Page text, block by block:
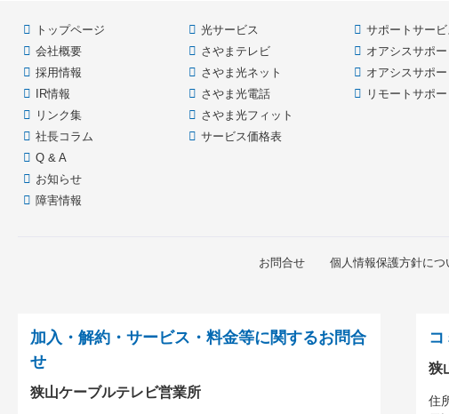
本
頭
トップページ
会社概要
採用情報
IR情報
リンク集
社長コラム
Q & A
お知らせ
障害情報
光サービス
さやまテレビ
さやま光ネット
さやま光電話
さやま光フィット
サービス価格表
サポートサービ
オアシスサポー
オアシスサポ
リモートサポー
お問合せ 個人情報保護方針につ
加入・解約・サービス・料金等に関するお問合
せ
狭山ケーブルテレビ営業所
狭
住